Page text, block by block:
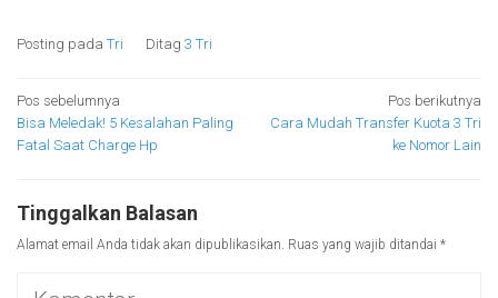
Posting pada Tri Ditag 3 Tri
Navigasi
pos
Pos sebelumnya
Bisa Meledak! 5 Kesalahan Paling
Fatal Saat Charge Hp
Pos berikutnya
Cara Mudah Transfer Kuota 3 Tri
ke Nomor Lain
Tinggalkan Balasan
Alamat email Anda tidak akan dipublikasikan. Ruas yang wajib ditandai *